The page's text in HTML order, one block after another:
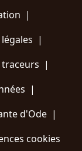
|
|
|
|
d'Ode |
cookies